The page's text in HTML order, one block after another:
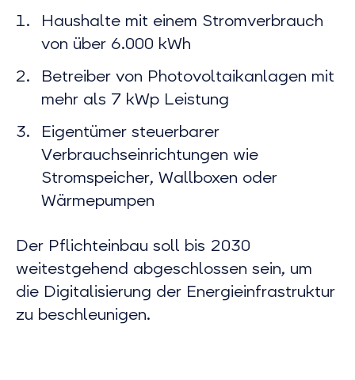
Haushalte mit einem Stromverbrauch
von über 6.000 kWh
Betreiber von Photovoltaikanlagen mit
mehr als 7 kWp Leistung
Eigentümer steuerbarer
Verbrauchseinrichtungen wie
Stromspeicher, Wallboxen oder
Wärmepumpen
Der Pflichteinbau soll bis 2030
weitestgehend abgeschlossen sein, um
die Digitalisierung der Energieinfrastruktur
zu beschleunigen.